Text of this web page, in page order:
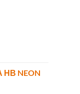
NEON